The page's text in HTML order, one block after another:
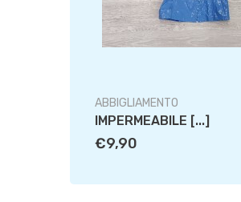
ABBIGLIAMENTO
IMPERMEABILE [...]
€9,90